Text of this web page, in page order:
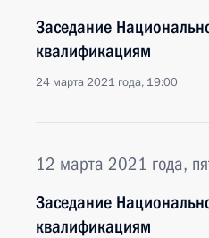
Заседание
квалификациям
24 марта 2021 года, 19:00
12 марта 2021 года,
Заседание
квалификациям